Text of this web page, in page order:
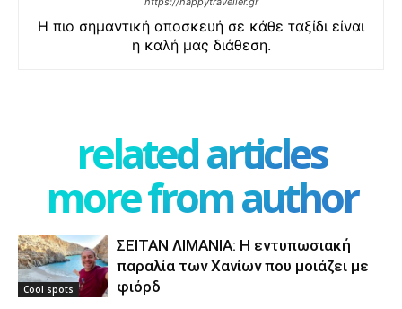
Η πιο σημαντική αποσκευή σε κάθε ταξίδι είναι
η καλή μας διάθεση.
related articles
more from author
Cool spots
ΣΕΙΤΑΝ ΛΙΜΑΝΙΑ: Η εντυπωσιακή
παραλία των Χανίων που μοιάζει με
φιόρδ